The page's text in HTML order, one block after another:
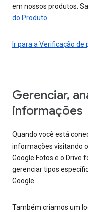
em nossos produtos.
do Produto
Ir para a Verificação de
Gerenciar,
informações
Quando você está
informações visitando
Google Fotos e o Drive
gerenciar tipos
Google.
Também criamos um